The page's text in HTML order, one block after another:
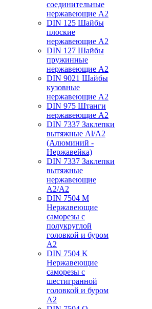
соединительные
нержавеющие А2
DIN 125 Шайбы
плоские
нержавеющие А2
DIN 127 Шайбы
пружинные
нержавеющие А2
DIN 9021 Шайбы
кузовные
нержавеющие А2
DIN 975 Штанги
нержавеющие А2
DIN 7337 Заклепки
вытяжные Al/A2
(Алюминий -
Нержавейка)
DIN 7337 Заклепки
вытяжные
нержавеющие
A2/A2
DIN 7504 M
Нержавеющие
саморезы с
полукруглой
головкой и буром
А2
DIN 7504 K
Нержавеющие
саморезы с
шестигранной
головкой и буром
А2